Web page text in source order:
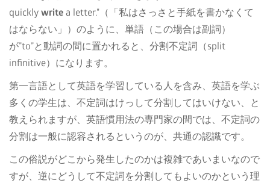
quickly write a letter."（「私はさっさと手紙を書かなくて
はならない」）のように、単語（この場合は副詞）
が”to”と動詞の間に置かれると、分割不定詞（split
infinitive）になります。
第一言語として英語を学習している人を含み、英語を学ぶ
多くの学生は、不定詞はけっして分割してはいけない、と
教えられますが、英語慣用法の専門家の間では、不定詞の
分割は一般に認容されるというのが、共通の認識です。
この俗説がどこから発生したのかは複雑であいまいなので
すが、逆にどうして不定詞を分割してもよいのかという理